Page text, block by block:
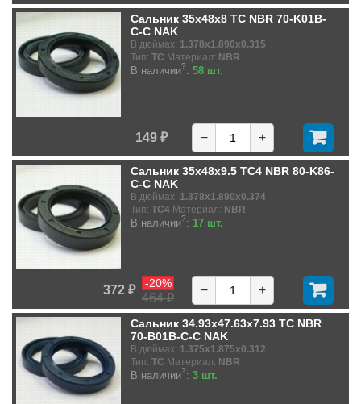
Сальник 35x48x8 TC NBR 70-K01B-
C-C NAK
В дюймах: 1.378x1.890x0.315
Тип: TC Материал: NBR
В наличии?: 58 шт.
149 ₽ − +
Сальник 35x48x9.5 TC4 NBR 80-K86-
C-C NAK
В дюймах: 1.378x1.890x0.374
Тип: TC4 Материал: NBR
В наличии?: 17 шт.
372 ₽
464 ₽
-20% − +
Сальник 34.93x47.63x7.93 TC NBR
70-B01B-C-C NAK
В дюймах: 1.375x1.875x0.312
Тип: TC Материал: NBR
В наличии?: 3 шт.